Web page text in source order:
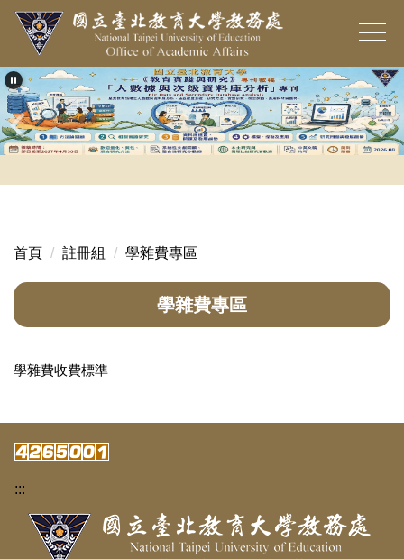
跳
要
內
容
區
首頁 註冊組 學雜費專區
學雜費專區
學雜費收費標準
:::